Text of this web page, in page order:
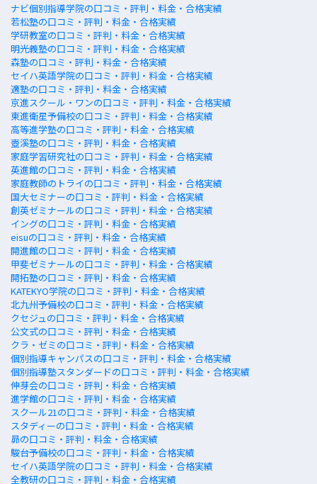
ナビ個別指導学院の口コミ・評判・料金・合格実績
若松塾の口コミ・評判・料金・合格実績
学研教室の口コミ・評判・料金・合格実績
明光義塾の口コミ・評判・料金・合格実績
森塾の口コミ・評判・料金・合格実績
セイハ英語学院の口コミ・評判・料金・合格実績
適塾の口コミ・評判・料金・合格実績
京進スクール・ワンの口コミ・評判・料金・合格実績
東進衛星予備校の口コミ・評判・料金・合格実績
高等進学塾の口コミ・評判・料金・合格実績
壺溪塾の口コミ・評判・料金・合格実績
家庭学習研究社の口コミ・評判・料金・合格実績
英進館の口コミ・評判・料金・合格実績
家庭教師のトライの口コミ・評判・料金・合格実績
国大セミナーの口コミ・評判・料金・合格実績
創英ゼミナールの口コミ・評判・料金・合格実績
イングの口コミ・評判・料金・合格実績
eisuの口コミ・評判・料金・合格実績
開進館の口コミ・評判・料金・合格実績
甲斐ゼミナールの口コミ・評判・料金・合格実績
開拓塾の口コミ・評判・料金・合格実績
KATEKYO学院の口コミ・評判・料金・合格実績
北九州予備校の口コミ・評判・料金・合格実績
クセジュの口コミ・評判・料金・合格実績
公文式の口コミ・評判・料金・合格実績
クラ・ゼミの口コミ・評判・料金・合格実績
個別指導キャンパスの口コミ・評判・料金・合格実績
個別指導塾スタンダードの口コミ・評判・料金・合格実績
伸芽会の口コミ・評判・料金・合格実績
進学館の口コミ・評判・料金・合格実績
スクール21の口コミ・評判・料金・合格実績
スタディーの口コミ・評判・料金・合格実績
昴の口コミ・評判・料金・合格実績
駿台予備校の口コミ・評判・料金・合格実績
セイハ英語学院の口コミ・評判・料金・合格実績
全教研の口コミ・評判・料金・合格実績